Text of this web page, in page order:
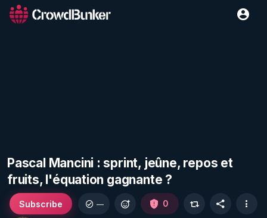
Pascal Mancini : sprint, jeûne, repos et
fruits, l'équation gagnante ?
Subscribe — 0